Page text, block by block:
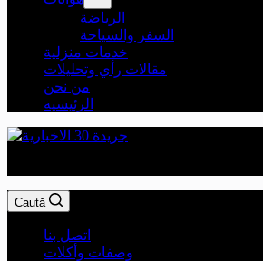
الرياضة
السفر والسياحة
خدمات منزلية
مقالات رأي وتحليلات
من نحن
الرئيسيه
Caută
اتصل بنا
وصفات وأكلات